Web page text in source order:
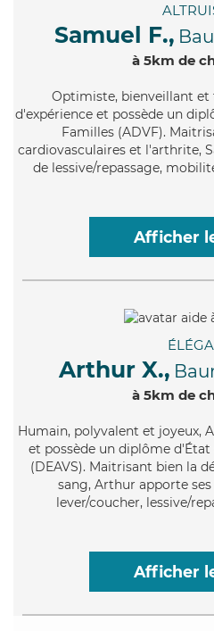
Samuel F.,
à 5km de
Optimiste, bienveillant et
d'expérience et possède un
Familles (ADVF).
cardiovasculaires et l'arthrite,
de lessive/repassage,
Afficher
Arthur X.,
à 5km de
Humain, polyvalent et joyeux,
et possède un diplôme d'État
(DEAVS). Maitrisant bien la
sang, Arthur apporte
lever/coucher, lessive/
Afficher